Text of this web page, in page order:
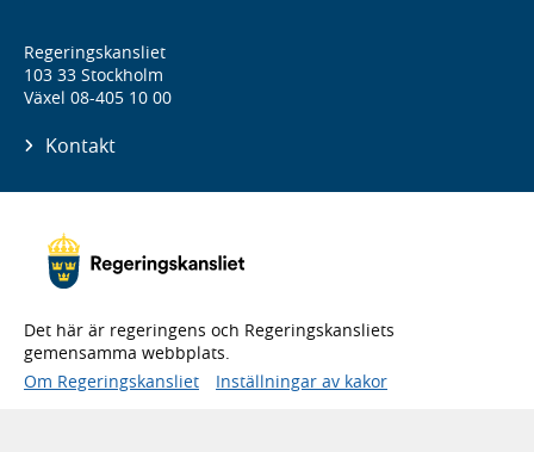
Regeringskansliet
103 33 Stockholm
Växel 08-405 10 00
Kontakt
Det här är regeringens och Regeringskansliets
gemensamma webbplats.
Om Regeringskansliet
Inställningar av kakor